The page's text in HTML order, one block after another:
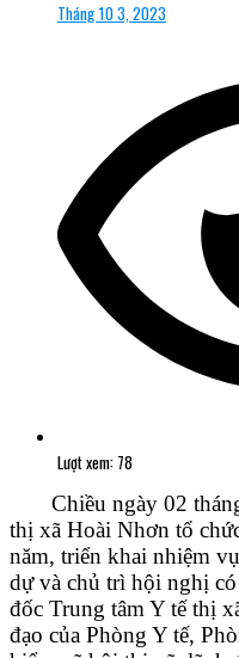
Tháng 10 3, 2023
Lượt xem: 78
Chiều ngày 02 tháng
thị xã Hoài Nhơn tổ
năm, triển khai nhiệm
dự và chủ trì hội nghị
đốc Trung tâm Y tế thị
đạo của Phòng Y tế,